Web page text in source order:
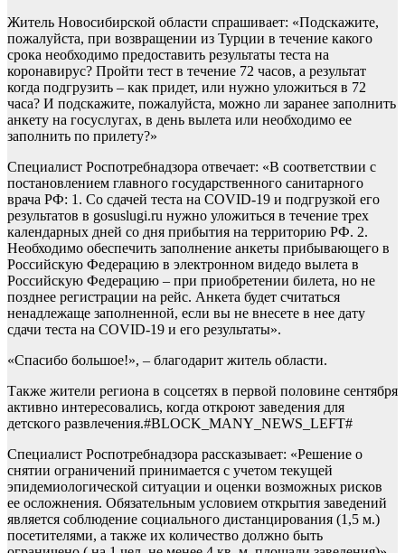
Житель Новосибирской области спрашивает: «Подскажите,
пожалуйста, при возвращении из Турции в течение какого
срока необходимо предоставить результаты теста на
коронавирус? Пройти тест в течение 72 часов, а результат
когда подгрузить – как придет, или нужно уложиться в 72
часа? И подскажите, пожалуйста, можно ли заранее заполнить
анкету на госуслугах, в день вылета или необходимо ее
заполнить по прилету?»
Специалист Роспотребнадзора отвечает: «В соответствии с
постановлением главного государственного санитарного
врача РФ: 1. Со сдачей теста на COVID-19 и подгрузкой его
результатов в gosuslugi.ru нужно уложиться в течение трех
календарных дней со дня прибытия на территорию РФ. 2.
Необходимо обеспечить заполнение анкеты прибывающего в
Российскую Федерацию в электронном видедо вылета в
Российскую Федерацию – при приобретении билета, но не
позднее регистрации на рейс. Анкета будет считаться
ненадлежаще заполненной, если вы не внесете в нее дату
сдачи теста на COVID-19 и его результаты».
«Спасибо большое!», – благодарит житель области.
Также жители региона в соцсетях в первой половине сентября
активно интересовались, когда откроют заведения для
детского развлечения.#BLOCK_MANY_NEWS_LEFT#
Специалист Роспотребнадзора рассказывает: «Решение о
снятии ограничений принимается с учетом текущей
эпидемиологической ситуации и оценки возможных рисков
ее осложнения. Обязательным условием открытия заведений
является соблюдение социального дистанцирования (1,5 м.)
посетителями, а также их количество должно быть